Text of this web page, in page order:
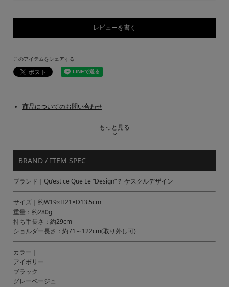
レビューを書く
このアイテムをシェアする
商品についてのお問い合わせ
もっと見る
BRAND / ITEM SPEC
ブランド｜Qu’est ce Que Le “Design“？ ケスクルデザイン
サイズ｜約W19×H21×D13.5cm
重量：約280g
持ち手長さ：約29cm
ショルダー長さ：約71～122cm(取り外し可)
カラー｜
アイボリー
ブラック
グレーベージュ